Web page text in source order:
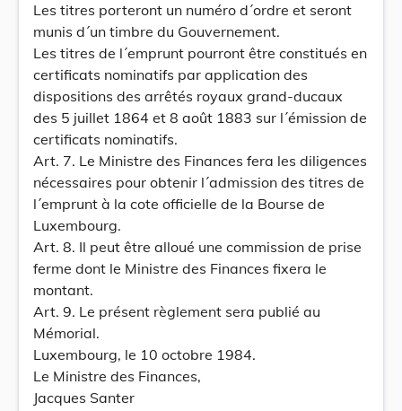
Les titres porteront un numéro d´ordre et seront
munis d´un timbre du Gouvernement.
Les titres de l´emprunt pourront être constitués en
certificats nominatifs par application des
dispositions des arrêtés royaux grand-ducaux
des 5 juillet 1864 et 8 août 1883 sur l´émission de
certificats nominatifs.
Art. 7. Le Ministre des Finances fera les diligences
nécessaires pour obtenir l´admission des titres de
l´emprunt à la cote officielle de la Bourse de
Luxembourg.
Art. 8. Il peut être alloué une commission de prise
ferme dont le Ministre des Finances fixera le
montant.
Art. 9. Le présent règlement sera publié au
Mémorial.
Luxembourg, le 10 octobre 1984.
Le Ministre des Finances,
Jacques Santer